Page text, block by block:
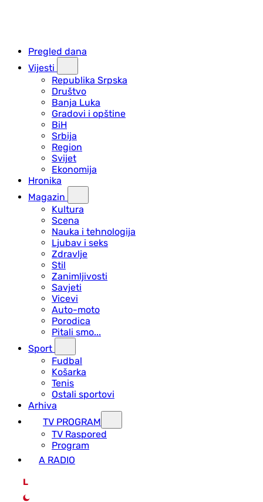
Pregled dana
Vijesti
Republika Srpska
Društvo
Banja Luka
Gradovi i opštine
BiH
Srbija
Region
Svijet
Ekonomija
Hronika
Magazin
Kultura
Scena
Nauka i tehnologija
Ljubav i seks
Zdravlje
Stil
Zanimljivosti
Savjeti
Vicevi
Auto-moto
Porodica
Pitali smo...
Sport
Fudbal
Košarka
Tenis
Ostali sportovi
Arhiva
TV PROGRAM
ТV Raspored
Program
A RADIO
L